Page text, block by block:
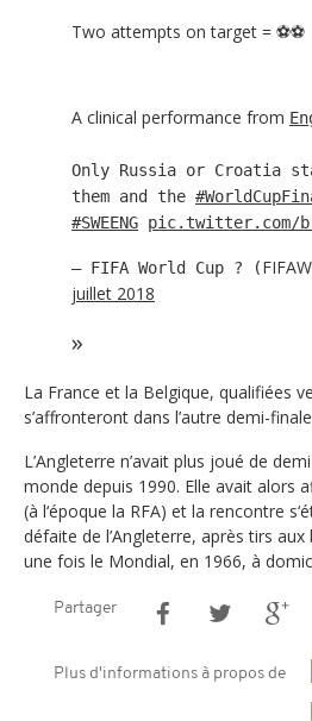
Two attempts on target = ⚽️⚽️
A clinical performance from
Only Russia or Croatia
them and the
#SWEENG pic.twitter.com/
— FIFA World Cup ? (
juillet 2018
La France et la Belgique, qualifiées
s’affronteront dans l’autre demi-
L’Angleterre n’avait plus joué de
monde depuis 1990. Elle avait alors
(à l‘époque la RFA) et la rencontre
défaite de l’Angleterre, après tirs
une fois le Mondial, en 1966, à
Partager
Plus d'informations à propos de